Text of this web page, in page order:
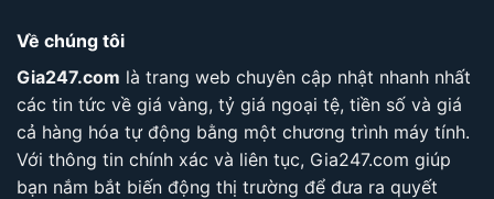
Về chúng tôi
Gia247.com là trang web chuyên cập nhật nhanh nhất
các tin tức về giá vàng, tỷ giá ngoại tệ, tiền số và giá
cả hàng hóa tự động bằng một chương trình máy tính.
Với thông tin chính xác và liên tục, Gia247.com giúp
bạn nắm bắt biến động thị trường để đưa ra quyết